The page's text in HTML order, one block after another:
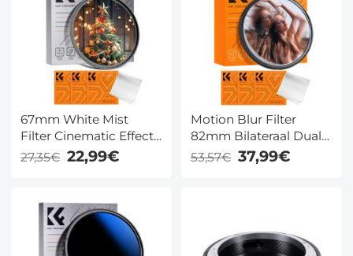
67mm White Mist
Filter Cinematic Effect
Filter met 18
Landschapsfotografie
Nano Klear Serie
27,35€ 22,99€
Motion Blur Filter
82mm Bilateraal Dual
Motion Optisch Glas
53,57€ 37,99€